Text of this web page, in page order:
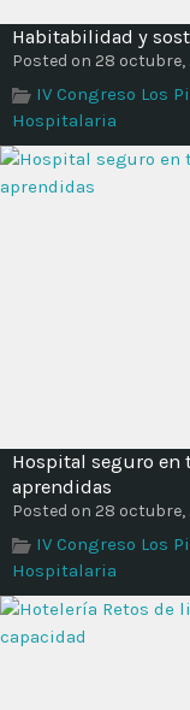
Habitabilidad y
Posted on 28 octubre,
IV Congreso Los
Hospitalaria
Hospital seguro en
aprendidas
Posted on 28 octubre,
IV Congreso Los
Hospitalaria